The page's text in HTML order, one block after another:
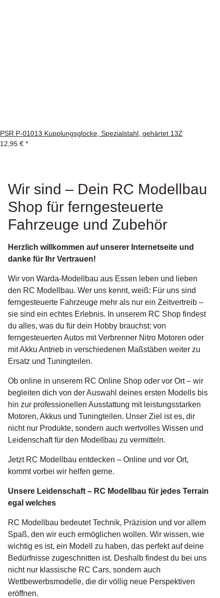
PSR P-01013 Kupplungsglocke, Spezialstahl, gehärtet 13Z
12,95 € *
Wir sind – Dein RC Modellbau
Shop für ferngesteuerte
Fahrzeuge und Zubehör
Herzlich willkommen auf unserer Internetseite und
danke für Ihr Vertrauen!
Wir von Warda-Modellbau aus Essen leben und lieben
den RC Modellbau. Wer uns kennt, weiß: Für uns sind
ferngesteuerte Fahrzeuge mehr als nur ein Zeitvertreib –
sie sind ein echtes Erlebnis. In unserem RC Shop findest
du alles, was du für dein Hobby brauchst: von
ferngesteuerten Autos mit Verbrenner Nitro Motoren oder
mit Akku Antrieb in verschiedenen Maßstäben weiter zu
Ersatz und Tuningteilen.
Ob online in unserem RC Online Shop oder vor Ort – wir
begleiten dich von der Auswahl deines ersten Modells bis
hin zur professionellen Ausstattung mit leistungsstarken
Motoren, Akkus und Tuningteilen. Unser Ziel ist es, dir
nicht nur Produkte, sondern auch wertvolles Wissen und
Leidenschaft für den Modellbau zu vermitteln.
Jetzt RC Modellbau entdecken – Online und vor Ort,
kommt vorbei wir helfen gerne.
Unsere Leidenschaft – RC Modellbau für jedes Terrain
egal welches
RC Modellbau bedeutet Technik, Präzision und vor allem
Spaß, den wir euch ermöglichen wollen. Wir wissen, wie
wichtig es ist, ein Modell zu haben, das perfekt auf deine
Bedürfnisse zugeschnitten ist. Deshalb findest du bei uns
nicht nur klassische RC Cars, sondern auch
Wettbewerbsmodelle, die dir völlig neue Perspektiven
eröffnen.